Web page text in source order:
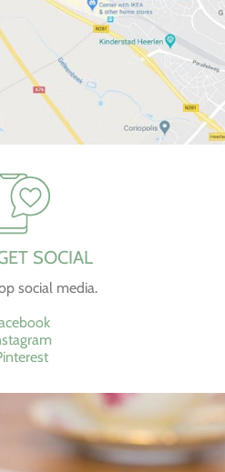
SOCIAL
social media.